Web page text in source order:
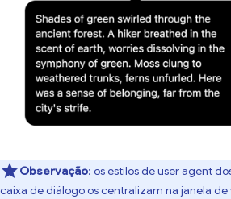
Observação: os estilos de user agent
caixa de diálogo os centralizam na janela